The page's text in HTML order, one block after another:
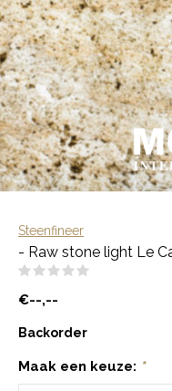
Steenfineer
- Raw stone light Le
€--,--
Backorder
Maak een keuze: *